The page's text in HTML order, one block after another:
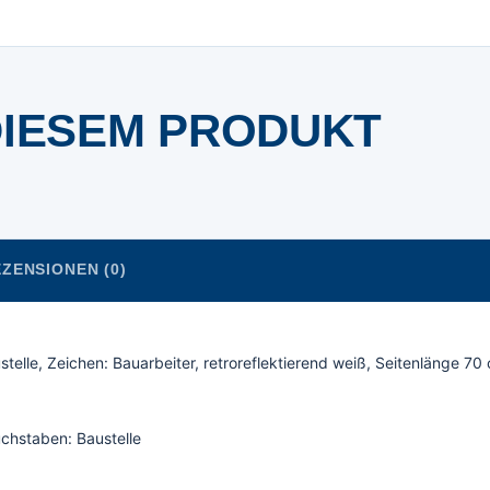
PRODUKT
(0)
Zeichen: Bauarbeiter, retroreflektierend weiß, Seitenlänge 70
Baustelle